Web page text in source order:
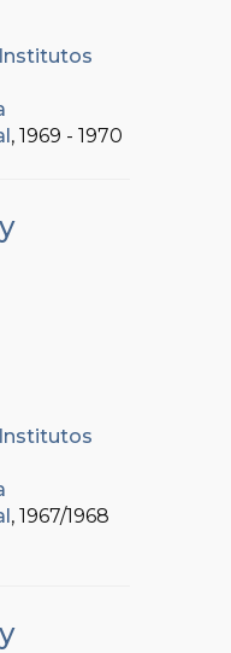
, 1969 - 1970
, 1967/1968